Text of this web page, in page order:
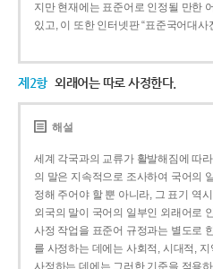
지만 현재에는 표준어로 인정될 만한
있고, 이 또한 인터넷판 “표준국어대사
제2항 외래어는 따로 사정한다.
해설
세계 각국과의 교류가 활발해짐에 따
의 말은 지속적으로 조사하여 국어의
정해 주어야 할 뿐 아니라, 그 표기 역
외국의 말이 국어의 일부인 외래어로
사정 작업을 표준어 규정과는 별도로
를 사정하는 데에는 사회적, 시대적,
사정하는 데에는 그러한 기준을 적용